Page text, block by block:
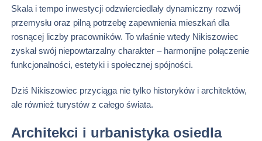
Skala i tempo inwestycji odzwierciedlały dynamiczny rozwój
przemysłu oraz pilną potrzebę zapewnienia mieszkań dla
rosnącej liczby pracowników. To właśnie wtedy Nikiszowiec
zyskał swój niepowtarzalny charakter – harmonijne połączenie
funkcjonalności, estetyki i społecznej spójności.
Dziś Nikiszowiec przyciąga nie tylko historyków i architektów,
ale również turystów z całego świata.
Architekci i urbanistyka osiedla